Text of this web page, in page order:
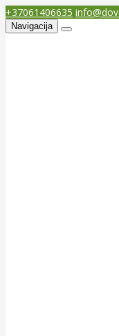
+37061406635
Navigacija